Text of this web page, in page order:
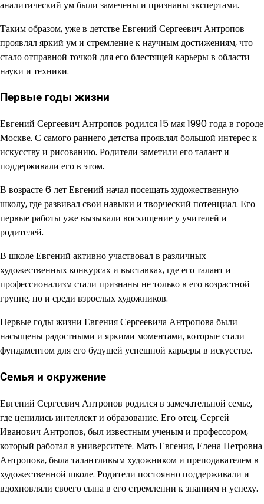
аналитический ум были замечены и признаны экспертами.
Таким образом, уже в детстве Евгений Сергеевич Антропов
проявлял яркий ум и стремление к научным достижениям, что
стало отправной точкой для его блестящей карьеры в области
науки и техники.
Первые годы жизни
Евгений Сергеевич Антропов родился15 мая 1990 годав городе
Москве. С самого раннего детства проявлял большой интерес к
искусству и рисованию. Родители заметили его талант и
поддерживали его в этом.
В возрасте 6 лет Евгений начал посещать художественную
школу, где развивал свои навыки и творческий потенциал. Его
первые работы уже вызывали восхищение у учителей и
родителей.
В школе Евгений активно участвовал в различных
художественных конкурсах и выставках, где его талант и
профессионализм стали признаны не только в его возрастной
группе, но и среди взрослых художников.
Первые годы жизни Евгения Сергеевича Антропова были
насыщены радостными и яркими моментами, которые стали
фундаментом для его будущей успешной карьеры в искусстве.
Семья и окружение
Евгений Сергеевич Антропов родился в замечательной семье,
где ценились интеллект и образование. Его отец, Сергей
Иванович Антропов, был известным ученым и профессором,
который работал в университете. Мать Евгения, Елена Петровна
Антропова, была талантливым художником и преподавателем в
художественной школе. Родители постоянно поддерживали и
вдохновляли своего сына в его стремлении к знаниям и успеху.